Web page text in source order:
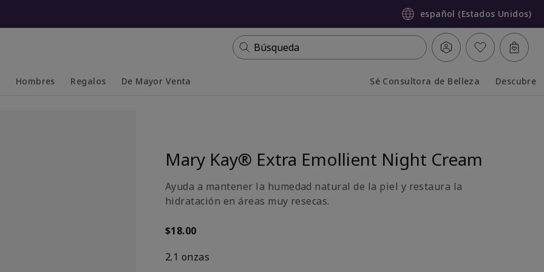
español (Estados Unidos)
Búsqueda
Hombres Regalos De Mayor Venta Sé Consultora de Belleza Descubre
Mary Kay® Extra Emollient Night Cream
Ayuda a mantener la humedad natural de la piel y restaura la
hidratación en áreas muy resecas.
$18.00
2.1 onzas